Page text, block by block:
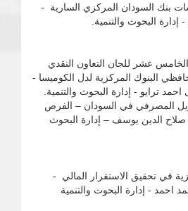
بنك السودان المركزي السارية -
إدارة البحوث والتنمية.
الخامس عشر للجان التعاون النقدي
البنوك المركزية لدل الكوميسا -
ترايو - إدارة البحوث والتنمية.
المصرفي في السودان – الفرص
صلاح الدين يوسف – إدارة البحوث
في تحقيق الاستقرار المالي -
- إدارة البحوث والتنمية